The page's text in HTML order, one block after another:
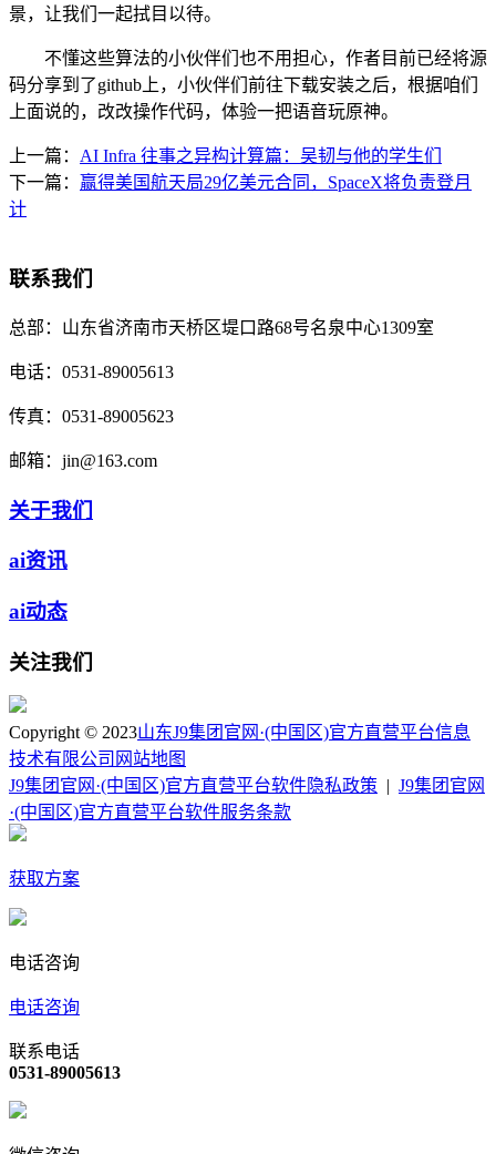
景，让我们一起拭目以待。
不懂这些算法的小伙伴们也不用担心，作者目前已经将源
码分享到了github上，小伙伴们前往下载安装之后，根据咱们
上面说的，改改操作代码，体验一把语音玩原神。
上一篇： AI Infra 往事之异构计算篇：吴韧与他的学生们
下一篇： 赢得美国航天局29亿美元合同，SpaceX将负责登月
计
联系我们
总部： 山东省济南市天桥区堤口路68号名泉中心1309室
电话： 0531-89005613
传真： 0531-89005623
邮箱： jin@163.com
关于我们
ai资讯
ai动态
关注我们
Copyright © 2023山东J9集团官网·(中国区)官方直营平台信息
技术有限公司 网站地图
J9集团官网·(中国区)官方直营平台软件隐私政策
J9集团官网
·(中国区)官方直营平台软件服务条款
获取方案
电话咨询
电话咨询
联系电话
0531-89005613